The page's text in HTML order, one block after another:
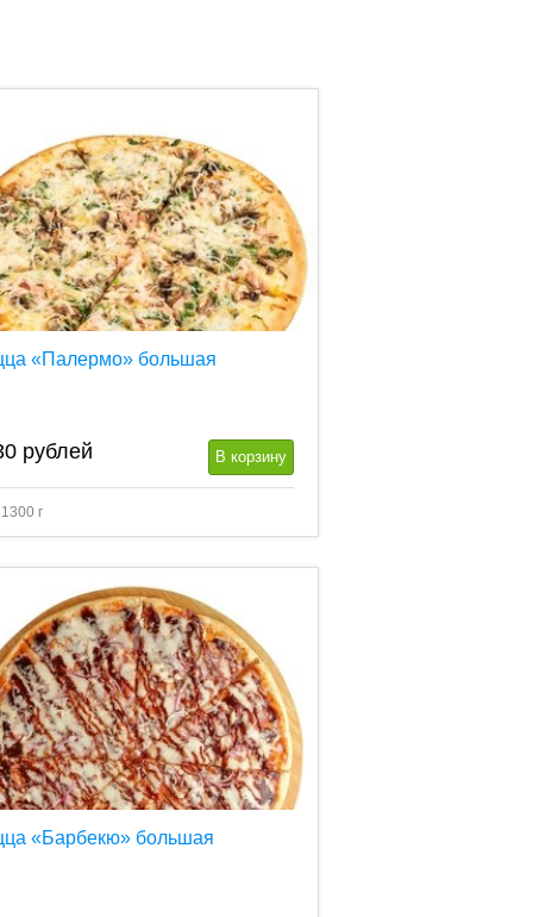
«Палермо» большая
рублей В корзину
г
«Барбекю» большая